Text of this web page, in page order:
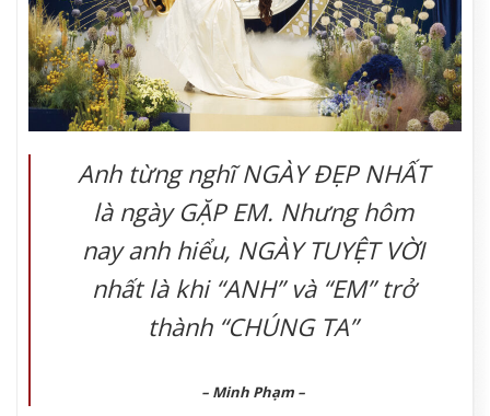
Anh từng nghĩ NGÀY ĐẸP NHẤT
là ngày GẶP EM. Nhưng hôm
nay anh hiểu, NGÀY TUYỆT VỜI
nhất là khi “ANH” và “EM” trở
thành “CHÚNG TA”
– Minh Phạm –